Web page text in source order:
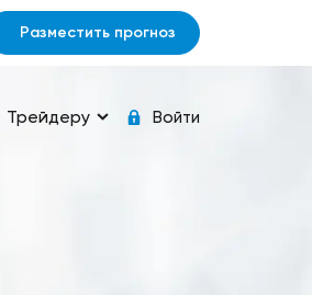
Разместить прогноз
Трейдеру Войти